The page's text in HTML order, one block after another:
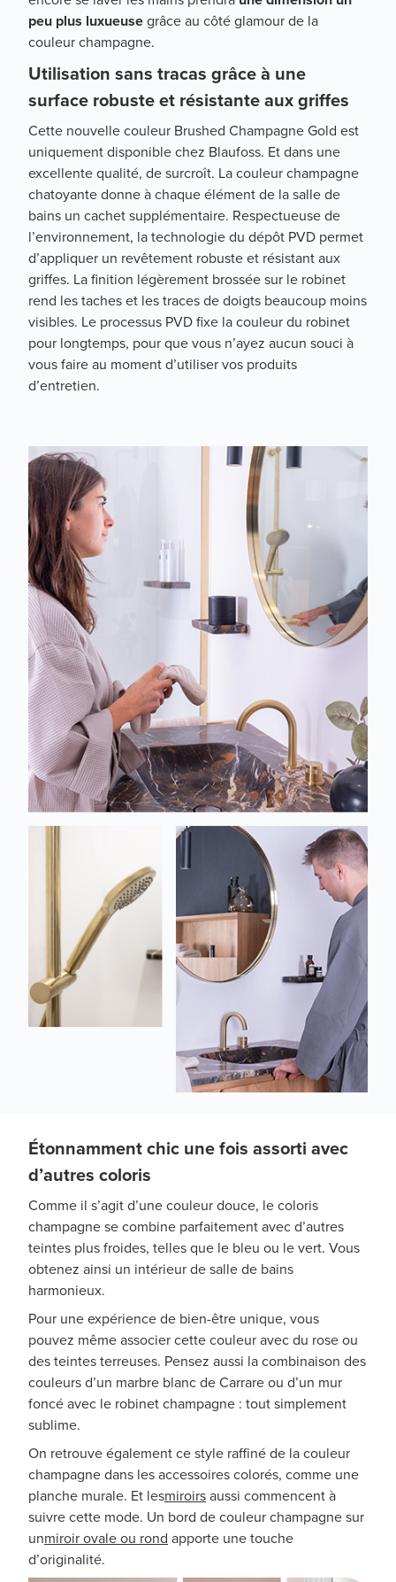
peu plus luxueusegrâce au côté glamour de la
couleur champagne.
Utilisation sans tracas grâce à une
surface robuste et résistante aux griffes
Cette nouvelle couleur Brushed Champagne Gold est
uniquement disponible chez Blaufoss. Et dans une
excellente qualité, de surcroît. La couleur champagne
chatoyante donne à chaque élément de la salle de
bains un cachet supplémentaire. Respectueuse de
l’environnement, la technologie du dépôt PVD permet
d’appliquer un revêtement robuste et résistant aux
griffes. La finition légèrement brossée sur le robinet
rend les taches et les traces de doigts beaucoup moins
visibles. Le processus PVD fixe la couleur du robinet
pour longtemps, pour que vous n’ayez aucun souci à
vous faire au moment d’utiliser vos produits
d’entretien.
Étonnamment chic une fois assorti avec
d’autres coloris
Comme il s’agit d’une couleur douce, le coloris
champagne se combine parfaitement avec d’autres
teintes plus froides, telles que le bleu ou le vert. Vous
obtenez ainsi un intérieur de salle de bains
harmonieux.
Pour une expérience de bien-être unique, vous
pouvez même associer cette couleur avec du rose ou
des teintes terreuses. Pensez aussi la combinaison des
couleurs d’un marbre blanc de Carrare ou d’un mur
foncé avec le robinet champagne : tout simplement
sublime.
On retrouve également ce style raffiné de la couleur
champagne dans les accessoires colorés, comme une
planche murale. Et lesmiroirsaussi commencent à
suivre cette mode. Un bord de couleur champagne sur
unmiroir ovale ou rond apporte une touche
d’originalité.